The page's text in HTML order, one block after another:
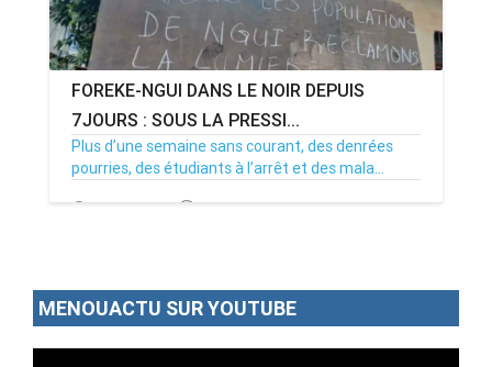
FOREKE-NGUI DANS LE NOIR DEPUIS
7JOURS : SOUS LA PRESSI...
Plus d’une semaine sans courant, des denrées
pourries, des étudiants à l’arrêt et des mala...
02/07/26 Par MenouActu 0
MENOUACTU SUR YOUTUBE